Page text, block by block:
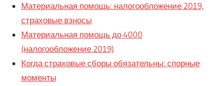
Материальная помощь: налогообложение 2019,
страховые взносы
Материальная помощь до 4000
(налогообложение 2019)
Когда страховые сборы обязательны: спорные
моменты